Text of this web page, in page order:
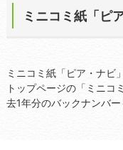
ミニコミ紙「ピ
ミニコミ紙「ピア・ナビ
トップページの「ミニコ
去1年分のバックナンバー